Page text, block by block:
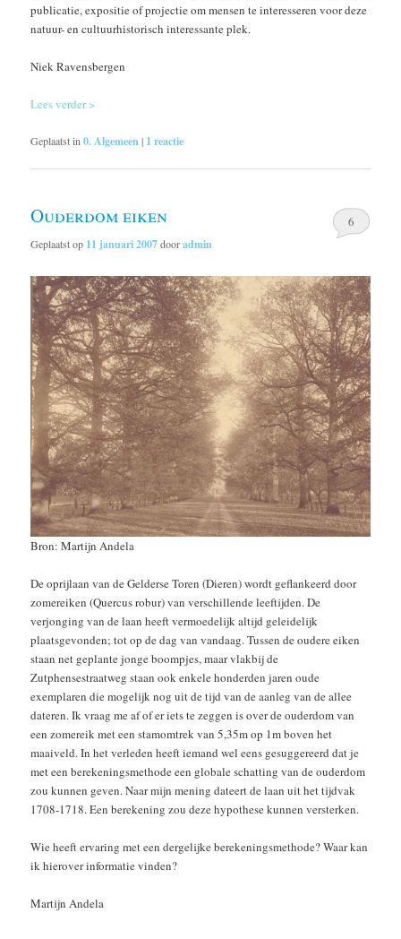
publicatie, expositie of projectie om mensen te interesseren voor deze
natuur- en cultuurhistorisch interessante plek.
Niek Ravensbergen
Lees verder >
Geplaatst in 0. Algemeen | 1 reactie
Ouderdom eiken
Geplaatst op 11 januari 2007dooradmin
6
Bron: Martijn Andela
De oprijlaan van de Gelderse Toren (Dieren) wordt geflankeerd door
zomereiken (Quercus robur) van verschillende leeftijden. De
verjonging van de laan heeft vermoedelijk altijd geleidelijk
plaatsgevonden; tot op de dag van vandaag. Tussen de oudere eiken
staan net geplante jonge boompjes, maar vlakbij de
Zutphensestraatweg staan ook enkele honderden jaren oude
exemplaren die mogelijk nog uit de tijd van de aanleg van de allee
dateren. Ik vraag me af of er iets te zeggen is over de ouderdom van
een zomereik met een stamomtrek van 5,35m op 1m boven het
maaiveld. In het verleden heeft iemand wel eens gesuggereerd dat je
met een berekeningsmethode een globale schatting van de ouderdom
zou kunnen geven. Naar mijn mening dateert de laan uit het tijdvak
1708-1718. Een berekening zou deze hypothese kunnen versterken.
Wie heeft ervaring met een dergelijke berekeningsmethode? Waar kan
ik hierover informatie vinden?
Martijn Andela